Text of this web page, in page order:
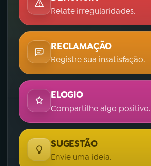
Relate irregularidades.
RECLAMAÇÃO
Registre sua insatisfação.
ELOGIO
Compartilhe algo positivo.
SUGESTÃO
Envie uma ideia.